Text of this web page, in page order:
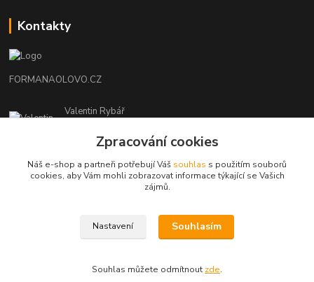
Kontakty
FORMANAOLOVO.CZ
Valentin Rybář
(Po-Pá, 7-12 15-22 hod.)
ryvafishing@gmail.com
FORMANAOLOVO.CZ-VŠECHNA PRÁVA VYHRAZENA
Zpracování cookies
Náš e-shop a partneři potřebují Váš souhlas s použitím souborů
cookies, aby Vám mohli zobrazovat informace týkající se Vašich
zájmů.
Nastavení Souhlasím
Souhlas můžete odmítnout zde.